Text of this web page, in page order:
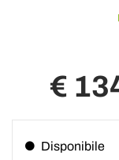
€
Disponibile